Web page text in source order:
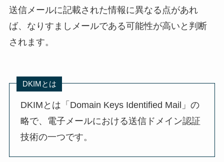
送信メールに記載された情報に異なる点があれ
ば、なりすましメールである可能性が高いと判断
されます。
DKIMとは
DKIMとは「Domain Keys Identified Mail」の
略で、電子メールにおける送信ドメイン認証
技術の一つです。